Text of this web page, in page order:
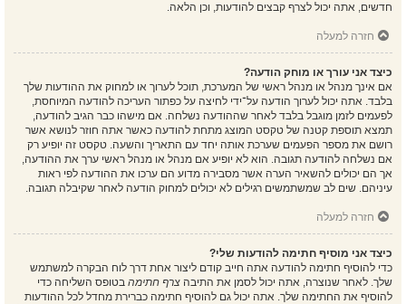
חדשים, אתה יכול לצרף קבצים להודעות, וכן הלאה.
חזרה למעלה
כיצד אני עורך או מוחק הודעה?
אם אינך מנהל או מנהל ראשי של המערכת, תוכל לערוך או למחוק את ההודעות שלך
בלבד. אתה יכול לערוך הודעה על־ידי לחיצה על כפתור העריכה להודעה המיוחסת,
לפעמים לזמן מוגבל בלבד לאחר שההודעה נשלחה. אם מישהו כבר הגיב להודעה,
תמצא תוספת קטנה של טקסט המוצג מתחת להודעה כאשר אתה חוזר לנושא אשר
רושם את מספר הפעמים שערכת אותה יחד עם התאריך והשעה. טקסט זה יופיע רק
אם נשלחה להודעה תגובה. הוא לא יופיע אם מנהל או מנהל ראשי ערך את ההודעה,
אך הם יכולים להשאיר הערה אשר מסבירה מדוע הם ערכו את ההודעה לפי ראות
עיניהם. שים לב שמשתמשים רגילים לא יכולים למחוק הודעה לאחר שקיבלה תגובה.
חזרה למעלה
כיצד אני מוסיף חתימה להודעות שלי?
כדי להוסיף חתימה להודעה אתה חייב קודם ליצור אחת דרך לוח הבקרה למשתמש
שלך. לאחר שנוצרה, אתה יכול לסמן את התיבה צרף חתימה בטופס השליחה כדי
להוסיף את החתימה שלך. אתה יכול גם להוסיף חתימה כברירת מחדל לכל ההודעות